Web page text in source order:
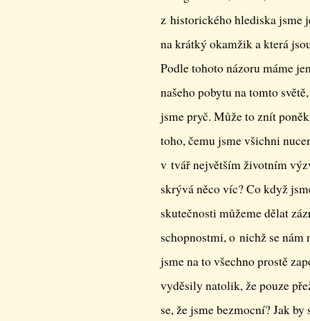
z historického hlediska jsme
na krátký okamžik a která
Podle tohoto názoru máme
našeho pobytu na tomto
jsme pryč. Může to znít
toho, čemu jsme všichni
v tvář největším životním
skrývá něco víc? Co když
skutečnosti můžeme dělat
schopnostmi, o nichž se
jsme na to všechno prostě
vyděsily natolik, že pouze
se, že jsme bezmocní? Jak